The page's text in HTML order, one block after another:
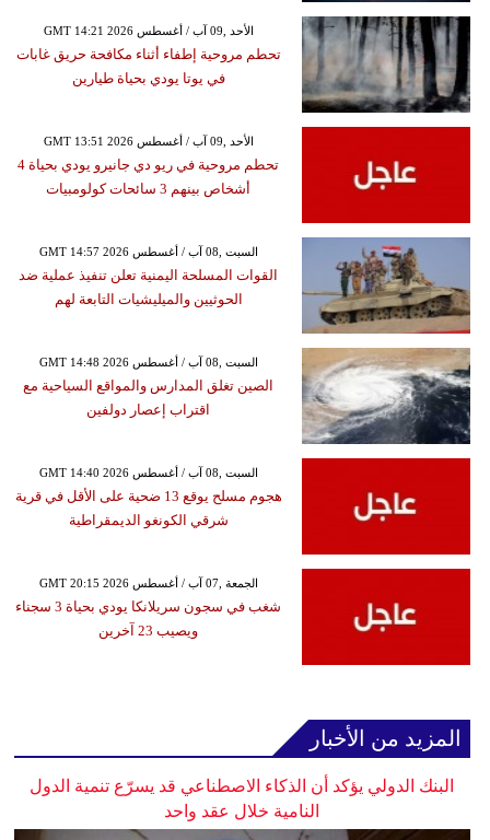
GMT 14:21 2026 الأحد ,09 آب / أغسطس
تحطم مروحية إطفاء أثناء مكافحة حريق غابات
في يوتا يودي بحياة طيارين
GMT 13:51 2026 الأحد ,09 آب / أغسطس
تحطم مروحية في ريو دي جانيرو يودي بحياة 4
أشخاص بينهم 3 سائحات كولومبيات
GMT 14:57 2026 السبت ,08 آب / أغسطس
القوات المسلحة اليمنية تعلن تنفيذ عملية ضد
الحوثيين والميليشيات التابعة لهم
GMT 14:48 2026 السبت ,08 آب / أغسطس
الصين تغلق المدارس والمواقع السياحية مع
اقتراب إعصار دولفين
GMT 14:40 2026 السبت ,08 آب / أغسطس
هجوم مسلح يوقع 13 ضحية على الأقل في قرية
شرقي الكونغو الديمقراطية
GMT 20:15 2026 الجمعة ,07 آب / أغسطس
شغب في سجون سريلانكا يودي بحياة 3 سجناء
ويصيب 23 آخرين
المزيد من الأخبار
البنك الدولي يؤكد أن الذكاء الاصطناعي قد يسرّع تنمية الدول
النامية خلال عقد واحد